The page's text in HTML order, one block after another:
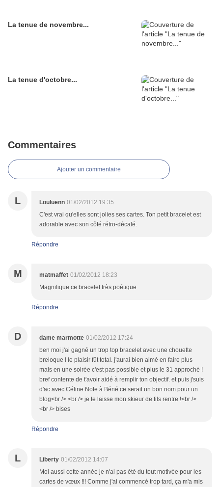
La tenue de novembre...
La tenue d'octobre...
Commentaires
Ajouter un commentaire
L Louluenn 01/02/2012 19:35
C'est vrai qu'elles sont jolies ses cartes. Ton petit bracelet est
adorable avec son côté rétro-décalé.
Répondre
M matmaffet 01/02/2012 18:23
Magnifique ce bracelet très poétique
Répondre
D dame marmotte 01/02/2012 17:24
ben moi j'ai gagné un trop top bracelet avec une chouette
breloque ! le plaisir fût total. j'aurai bien aimé en faire plus
mais en une soirée c'est pas possible et plus le 31 approché !
bref contente de t'avoir aidé à remplir ton objectif. et puis j'suis
d'ac avec Céline Note à Béné ce serait un bon nom pour un
blog<br /> <br /> je te laisse mon skieur de fils rentre !<br />
<br /> bises
Répondre
L Liberty 01/02/2012 14:07
Moi aussi cette année je n'ai pas été du tout motivée pour les
cartes de vœux !!! Comme j'ai commencé trop tard, ça m'a mis